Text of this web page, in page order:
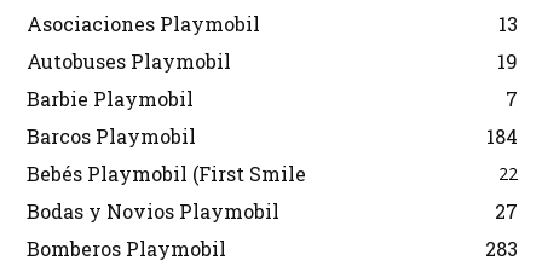
Asociaciones Playmobil
13
Autobuses Playmobil
19
Barbie Playmobil
7
Barcos Playmobil
184
Bebés Playmobil (First Smile
22
Bodas y Novios Playmobil
27
Bomberos Playmobil
283